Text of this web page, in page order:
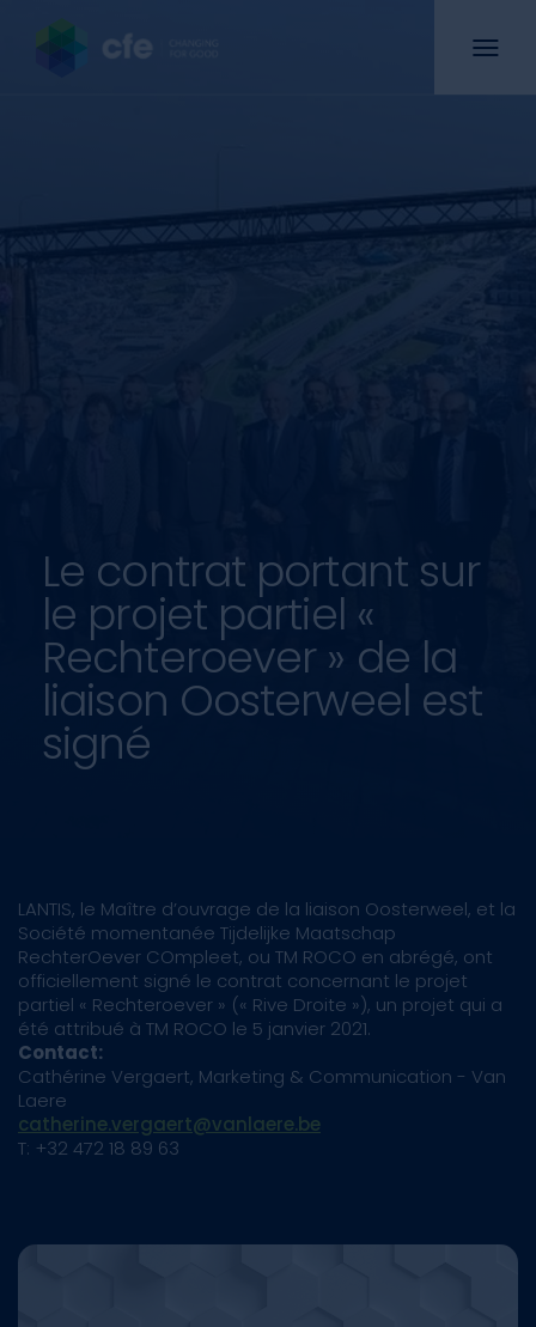
Le contrat portant sur
le projet partiel «
Rechteroever » de la
liaison Oosterweel est
signé
LANTIS, le Maître d’ouvrage de la liaison Oosterweel, et la
Société momentanée Tijdelijke Maatschap
RechterOever COmpleet, ou TM ROCO en abrégé, ont
officiellement signé le contrat concernant le projet
partiel « Rechteroever » (« Rive Droite »), un projet qui a
été attribué à TM ROCO le 5 janvier 2021.
Contact:
Cathérine Vergaert, Marketing & Communication - Van
Laere
catherine.vergaert@vanlaere.be
T: +32 472 18 89 63